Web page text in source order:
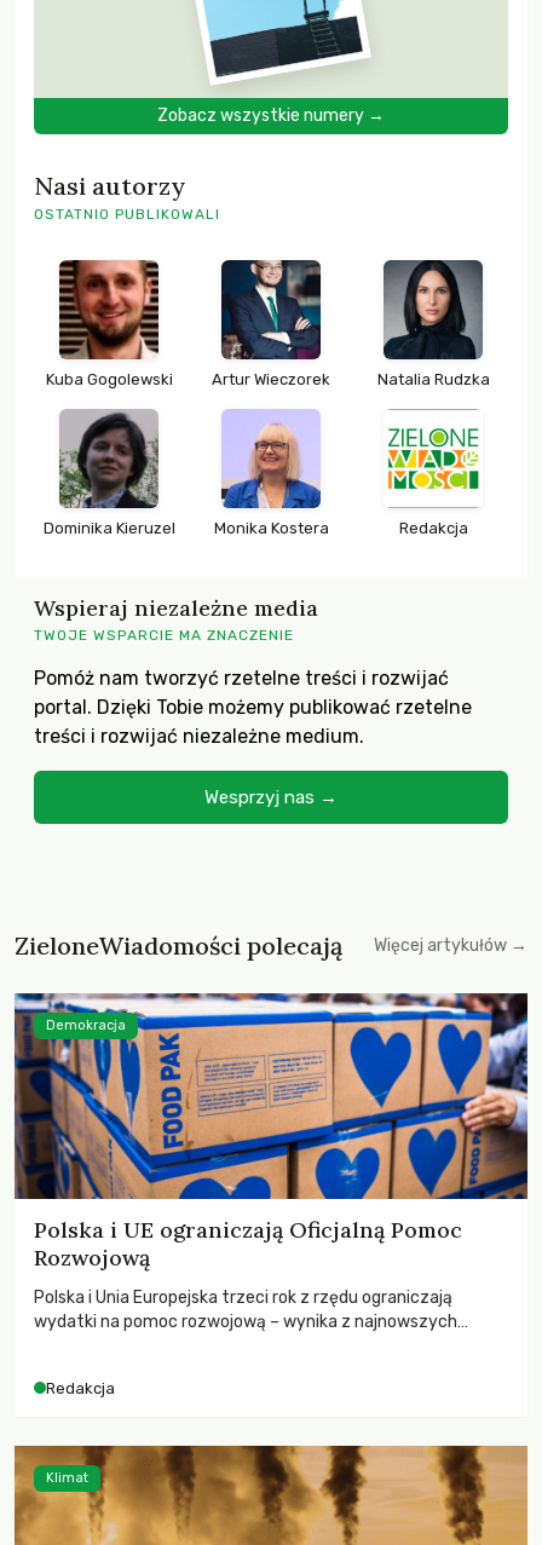
Zobacz wszystkie numery →
Nasi autorzy
OSTATNIO PUBLIKOWALI
Kuba Gogolewski Artur Wieczorek Natalia Rudzka
Dominika Kieruzel Monika Kostera Redakcja
Wspieraj niezależne media
TWOJE WSPARCIE MA ZNACZENIE
Pomóż nam tworzyć rzetelne treści i rozwijać
portal. Dzięki Tobie możemy publikować rzetelne
treści i rozwijać niezależne medium.
Wesprzyj nas →
ZieloneWiadomości polecają Więcej artykułów →
Polska i UE ograniczają Oficjalną Pomoc
Rozwojową
Polska i Unia Europejska trzeci rok z rzędu ograniczają
wydatki na pomoc rozwojową – wynika z najnowszych
odnotowano największe tąpnięcie ODA w historii. Jakie będą
kryzysami i ubóstwem?
Redakcja
Demokracja
Klimat